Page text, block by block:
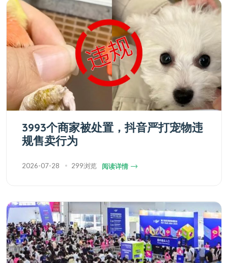
3993个商家被处置，抖音严打宠物违
规售卖行为
2026-07-28 299浏览 阅读详情